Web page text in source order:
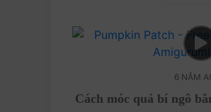
6 NĂM
Cách móc quả bí ngô